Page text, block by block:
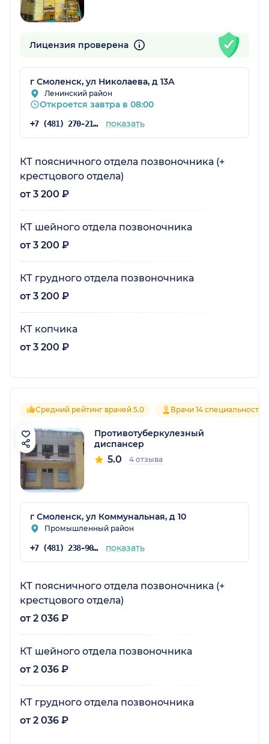
Лицензия проверена
г Смоленск, ул Николаева, д 13А
Ленинский район
Откроется завтра в 08:00
+7 (481) 270-21-51 показать
КТ поясничного отдела позвоночника (+
крестцового отдела)
от 3 200 ₽
КТ шейного отдела позвоночника
от 3 200 ₽
КТ грудного отдела позвоночника
от 3 200 ₽
КТ копчика
от 3 200 ₽
Средний рейтинг врачей 5.0 Врачи 14 специальностей
Противотуберкулезный
диспансер
5.0 4 отзыва
г Смоленск, ул Коммунальная, д 10
Промышленный район
+7 (481) 238-90-93 показать
КТ поясничного отдела позвоночника (+
крестцового отдела)
от 2 036 ₽
КТ шейного отдела позвоночника
от 2 036 ₽
КТ грудного отдела позвоночника
от 2 036 ₽